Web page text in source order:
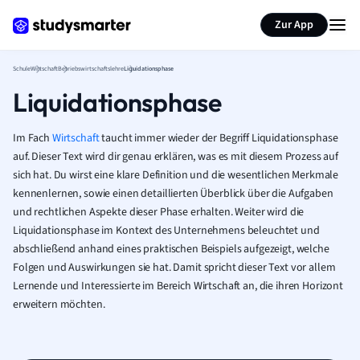
Zur App
SchuleWirtschaftBetriebswirtschaftslehreLiquidationsphase
Liquidationsphase
Im Fach Wirtschafttaucht immer wieder der Begriff Liquidationsphase
auf. Dieser Text wird dir genau erklären, was es mit diesem Prozess auf
sich hat. Du wirst eine klare Definition und die wesentlichen Merkmale
kennenlernen, sowie einen detaillierten Überblick über die Aufgaben
und rechtlichen Aspekte dieser Phase erhalten. Weiter wird die
Liquidationsphase im Kontext des Unternehmens beleuchtet und
abschließend anhand eines praktischen Beispiels aufgezeigt, welche
Folgen und Auswirkungen sie hat. Damit spricht dieser Text vor allem
Lernende und Interessierte im Bereich Wirtschaft an, die ihren Horizont
erweitern möchten.
Seite zusammenfassen